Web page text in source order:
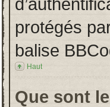
protégés
balise
Haut
Que sont